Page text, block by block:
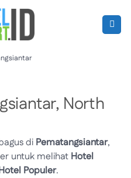
North
di Pematangsiantar,
untuk melihat Hotel
Populer.